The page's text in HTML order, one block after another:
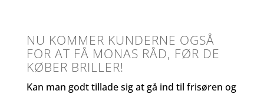
NU KOMMER KUNDERNE OGSÅ
FOR AT FÅ MONAS RÅD, FØR DE
KØBER BRILLER!
Kan man godt tillade sig at gå ind til frisøren og